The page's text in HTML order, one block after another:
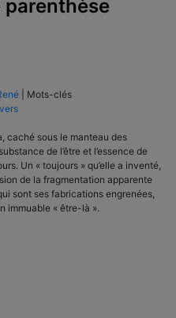
parenthèse
Mots-clés
caché sous le manteau des
de l’être et l’essence de
Un « toujours » qu’elle a inventé,
de la fragmentation apparente
sont ses fabrications engrenées,
immuable « être-là ».